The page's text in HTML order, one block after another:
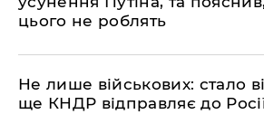
цього не роблять
Не лише військових: стало
ще КНДР відправляє до